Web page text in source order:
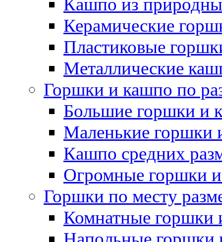
Кашпо из
Керамические
Пластиковые
Металлические
Горшки и кашпо по
Большие горшки и
Маленькие горшки
Кашпо средних
Огромные горшки
Горшки по месту
Комнатные горшки